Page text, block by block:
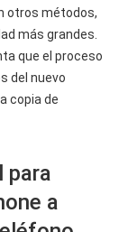
otros métodos,
más grandes.
que el proceso
del nuevo
copia de
para
a